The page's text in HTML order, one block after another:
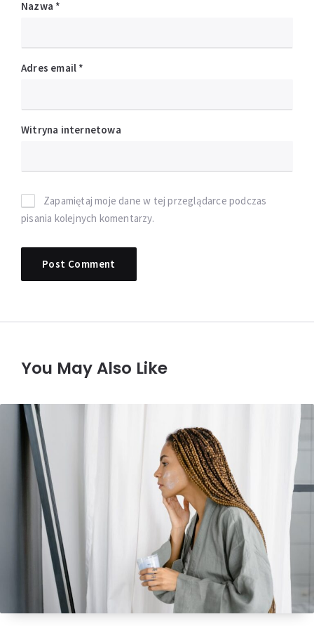
Nazwa *
Adres email *
Witryna internetowa
Zapamiętaj moje dane w tej przeglądarce podczas
pisania kolejnych komentarzy.
You May Also Like